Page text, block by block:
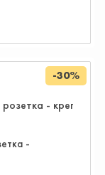
-
-30%